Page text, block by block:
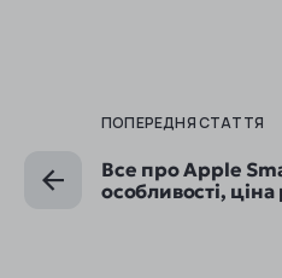
ПОПЕРЕДНЯ СТАТТЯ
Все про Apple
особливості,